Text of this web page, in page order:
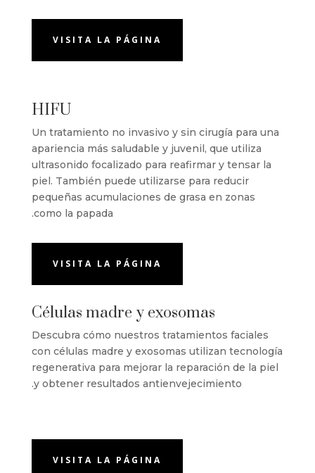
VISITA LA PÁGINA
HIFU
Un tratamiento no invasivo y sin cirugía para una
apariencia más saludable y juvenil, que utiliza
ultrasonido focalizado para reafirmar y tensar la
piel. También puede utilizarse para reducir
pequeñas acumulaciones de grasa en zonas
como la papada.
VISITA LA PÁGINA
Células madre y exosomas
Descubra cómo nuestros tratamientos faciales
con células madre y exosomas utilizan tecnología
regenerativa para mejorar la reparación de la piel
y obtener resultados antienvejecimiento.
VISITA LA PÁGINA